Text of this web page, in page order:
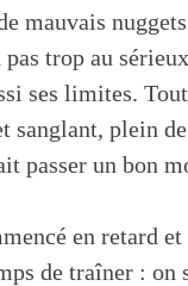
mauvais
trop au
ses limites.
sanglant, plein
passer un bon
en retard
de traîner : on